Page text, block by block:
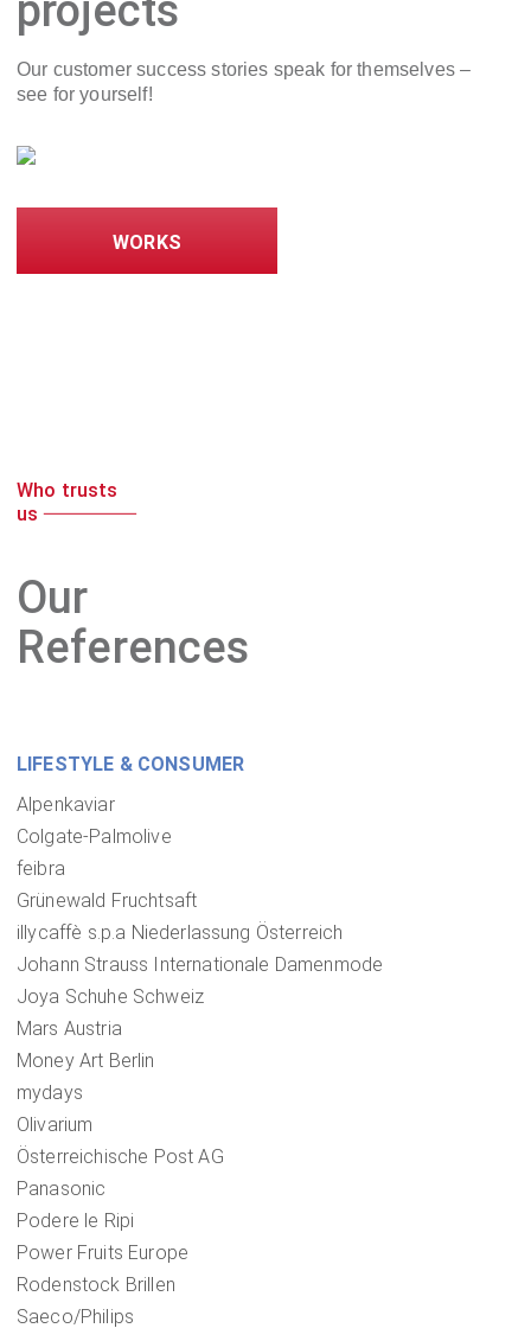
projects
Our customer success stories speak for themselves –
see for yourself!
WORKS
Who trusts
us
Our
References
LIFESTYLE & CONSUMER
Alpenkaviar
Colgate-Palmolive
feibra
Grünewald Fruchtsaft
illycaffè s.p.a Niederlassung Österreich
Johann Strauss Internationale Damenmode
Joya Schuhe Schweiz
Mars Austria
Money Art Berlin
mydays
Olivarium
Österreichische Post AG
Panasonic
Podere le Ripi
Power Fruits Europe
Rodenstock Brillen
Saeco/Philips